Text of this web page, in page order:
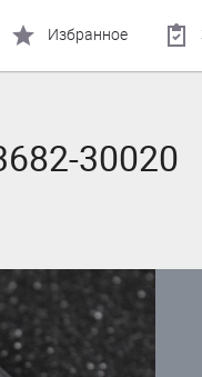
Избранное
30020